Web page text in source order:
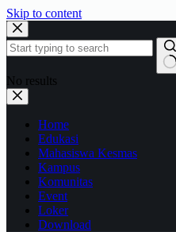
Skip to content
No results
Home
Edukasi
Mahasiswa Kesmas
Kampus
Komunitas
Event
Loker
Download